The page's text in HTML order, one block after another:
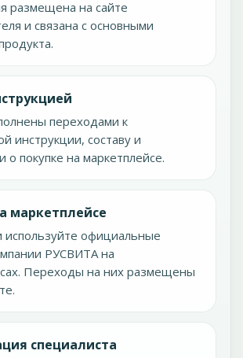
размещена на сайте
и связана с основными
переходами к
инструкции, составу и
покупке на маркетплейсе.
маркетплейсе
используйте официальные
РУСВИТА на
Переходы на них размещены
специалиста